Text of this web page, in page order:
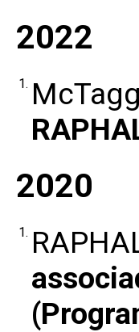
2022
1.
2020
1.